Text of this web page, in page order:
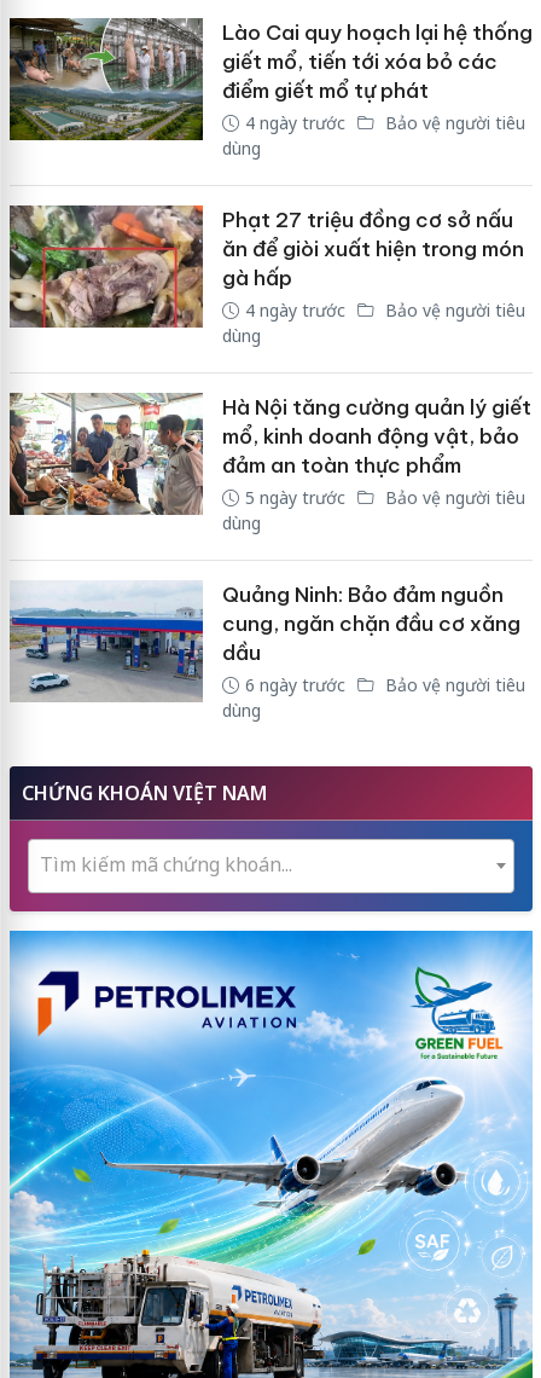
Lào Cai quy hoạch lại hệ thống
giết mổ, tiến tới xóa bỏ các
điểm giết mổ tự phát
4 ngày trước
Bảo vệ người tiêu
dùng
Phạt 27 triệu đồng cơ sở nấu
ăn để giòi xuất hiện trong món
gà hấp
4 ngày trước
Bảo vệ người tiêu
dùng
Hà Nội tăng cường quản lý giết
mổ, kinh doanh động vật, bảo
đảm an toàn thực phẩm
5 ngày trước
Bảo vệ người tiêu
dùng
Quảng Ninh: Bảo đảm nguồn
cung, ngăn chặn đầu cơ xăng
dầu
6 ngày trước
Bảo vệ người tiêu
dùng
CHỨNG KHOÁN VIỆT NAM
Tìm kiếm mã chứng khoán...